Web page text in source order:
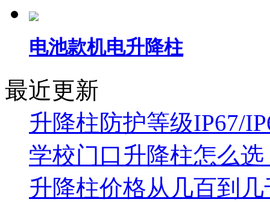
电池款机电升降柱
最近更新
升降柱防护等级IP67/
学校门口升降柱怎么
升降柱价格从几百到